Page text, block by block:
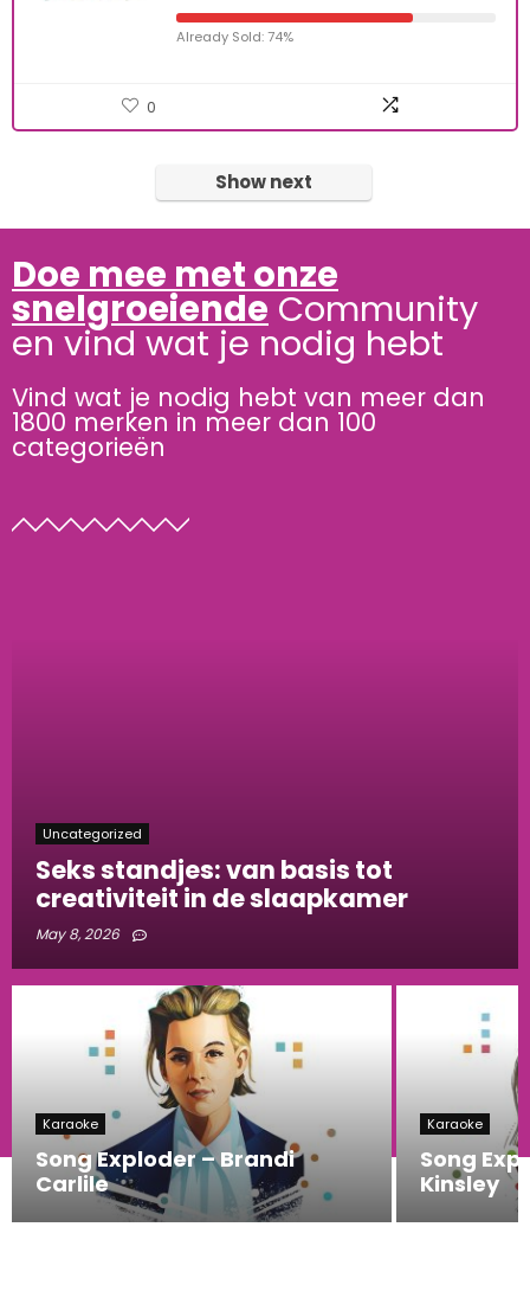
Already Sold: 74%
0
Show next
Doe mee met onze
snelgroeiende Community
en vind wat je nodig hebt
Vind wat je nodig hebt van meer dan
1800 merken in meer dan 100
categorieën
Uncategorized
Seks standjes: van basis tot
creativiteit in de slaapkamer
May 8, 2026
Karaoke
Song Exploder – Brandi
Carlile
Karaoke
Song
Kinsley